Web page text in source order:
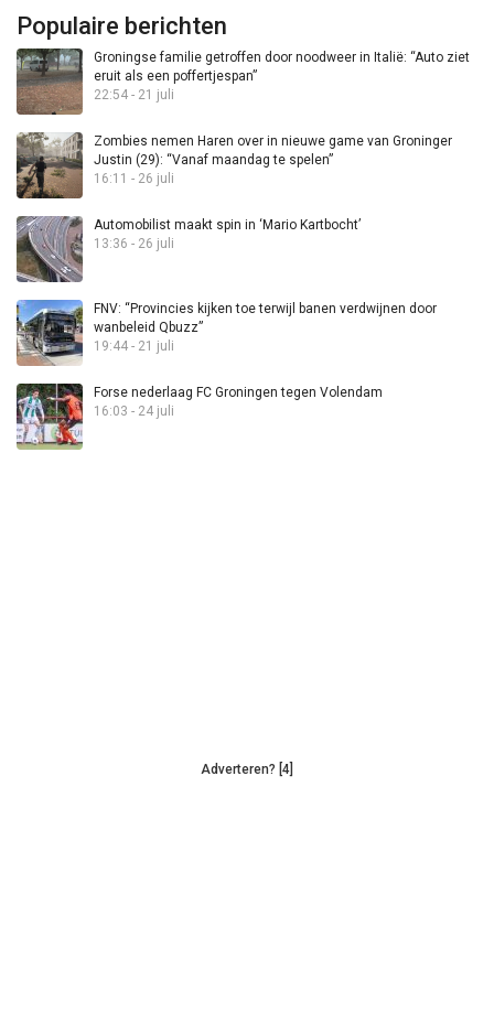
Populaire berichten
Groningse familie getroffen door noodweer in Italië: “Auto ziet
eruit als een poffertjespan”
22:54 - 21 juli
Zombies nemen Haren over in nieuwe game van Groninger
Justin (29): “Vanaf maandag te spelen”
16:11 - 26 juli
Automobilist maakt spin in ‘Mario Kartbocht’
13:36 - 26 juli
FNV: “Provincies kijken toe terwijl banen verdwijnen door
wanbeleid Qbuzz”
19:44 - 21 juli
Forse nederlaag FC Groningen tegen Volendam
16:03 - 24 juli
Adverteren? [4]